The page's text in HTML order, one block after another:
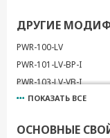
ДРУГИЕ
PWR-100-LV
PWR-101-LV-BP-I
PWR-103-LV-VB-I
ПОКАЗАТЬ ВСЕ
ОСНОВНЫЕ